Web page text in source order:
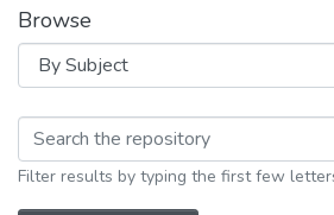
Browse
Browsing Geografia
Filter results by typing the first few